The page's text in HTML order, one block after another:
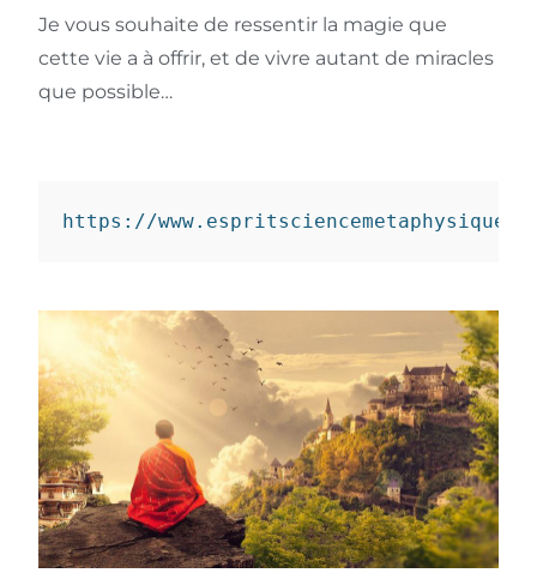
Je vous souhaite de ressentir la magie que
cette vie a à offrir, et de vivre autant de miracles
que possible…
https://